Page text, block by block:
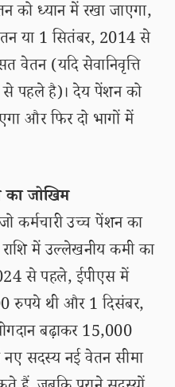
ध्यान में रखा जाएगा,
या 1 सितंबर, 2014 से
वेतन (यदि सेवानिवृत्ति
पहले है)। देय पेंशन को
और फिर दो भागों में
जोखिम
कर्मचारी उच्च पेंशन का
में उल्लेखनीय कमी का
से पहले, ईपीएस में
रुपये थी और 1 दिसंबर,
बढ़ाकर 15,000
सदस्य नई वेतन सीमा